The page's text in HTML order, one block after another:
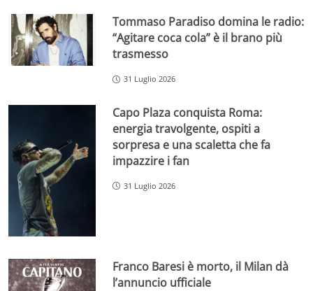
Tommaso Paradiso domina le radio:
“Agitare coca cola” è il brano più
trasmesso
31 Luglio 2026
Capo Plaza conquista Roma:
energia travolgente, ospiti a
sorpresa e una scaletta che fa
impazzire i fan
31 Luglio 2026
Franco Baresi è morto, il Milan dà
l’annuncio ufficiale